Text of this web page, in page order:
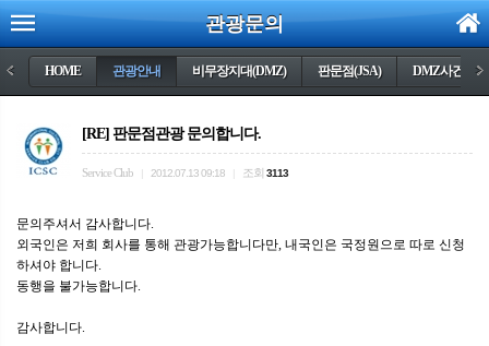
관광문의
< HOME 관광안내 비무장지대(DMZ) 판문점(JSA) DMZ사건들 >
[RE] 판문점관광 문의합니다.
Service Club 2012.07.13 09:18 조회 3113
문의주셔서 감사합니다.
외국인은 저희 회사를 통해 관광가능합니다만, 내국인은 국정원으로 따로 신청
하셔야 합니다.
동행을 불가능합니다.
감사합니다.